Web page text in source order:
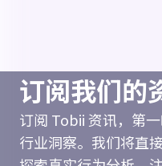
订阅我们的
订阅 Tobii 资讯，第
行业洞察。我们将直